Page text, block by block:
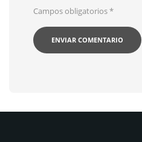
Campos obligatorios*